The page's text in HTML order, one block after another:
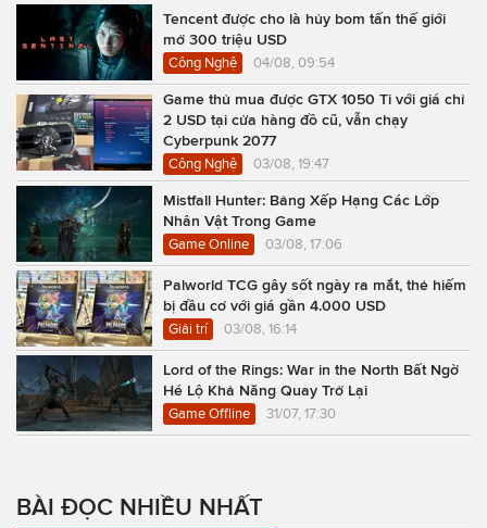
Tencent được cho là hủy bom tấn thế giới
mở 300 triệu USD
Công Nghệ 04/08, 09:54
Game thủ mua được GTX 1050 Ti với giá chỉ
2 USD tại cửa hàng đồ cũ, vẫn chạy
Cyberpunk 2077
Công Nghệ 03/08, 19:47
Mistfall Hunter: Bảng Xếp Hạng Các Lớp
Nhân Vật Trong Game
Game Online 03/08, 17:06
Palworld TCG gây sốt ngày ra mắt, thẻ hiếm
bị đầu cơ với giá gần 4.000 USD
Giải trí 03/08, 16:14
Lord of the Rings: War in the North Bất Ngờ
Hé Lộ Khả Năng Quay Trở Lại
Game Offline 31/07, 17:30
BÀI ĐỌC NHIỀU NHẤT